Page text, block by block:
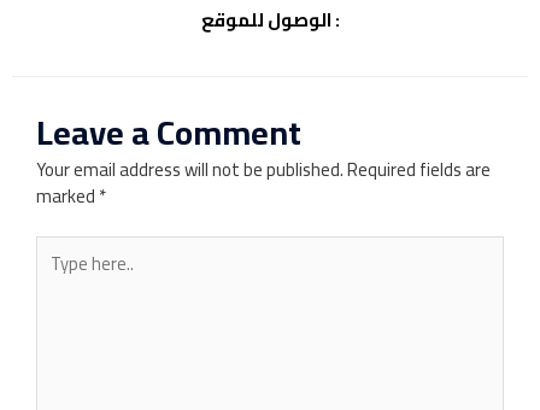
الوصول للموقع :
Leave a Comment
Your email address will not be published.Required fields are
marked*
Type
here..